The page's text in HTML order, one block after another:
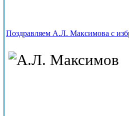
Поздравляем А.Л. Максимова с